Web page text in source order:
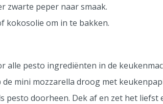
zwarte peper naar smaak.
kokosolie om in te bakken.
alle pesto ingrediënten in de
de mini mozzarella droog met
pesto doorheen. Dek af en zet het liefst